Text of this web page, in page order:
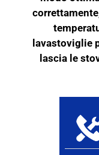
lavastoviglie
lascia le